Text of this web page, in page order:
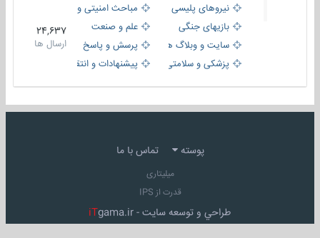
نیروهای پلیسی
مباحث امنیتی و اطلاعاتی
بازیهای جنگی
علم و صنعت
سایت و وبلاگ ها
پرسش و پاسخ
پزشکی و سلامتی
پیشنهادات و انتقادات
24,637
ارسال ها
پوسته تماس با ما
میلیتاری
قدرت از IPS
طراحي و توسعه سايت - iTgama.ir